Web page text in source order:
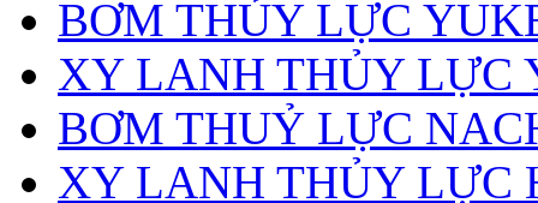
BƠM THỦY LỰC
XY LANH THỦY LỰC
BƠM THUỶ LỰC
XY LANH THỦY LỰC